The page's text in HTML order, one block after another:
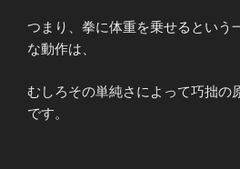
つまり、拳に体重を乗せるという
な動作は、
むしろその単純さによって巧拙の
です。